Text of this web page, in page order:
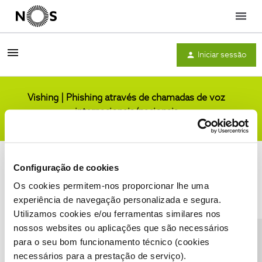
Configuração de cookies
Os cookies permitem-nos proporcionar lhe uma
experiência de navegação personalizada e segura.
Utilizamos cookies e/ou ferramentas similares nos
nossos websites ou aplicações que são necessários
para o seu bom funcionamento técnico (cookies
necessários para a prestação de serviço).
Menu
Iniciar sessão
Vishing | Phishing através de chamadas de voz
internacionais/nacionais
Condições do Fórum NOS Accessibility statement